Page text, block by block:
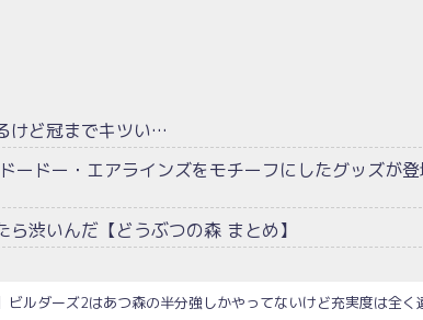
けど冠までキツい…
ードー・エアラインズをモチーフにしたグッズが
ら渋いんだ【どうぶつの森 まとめ】
ビルダーズ2はあつ森の半分強しかやってないけど充実度は全く